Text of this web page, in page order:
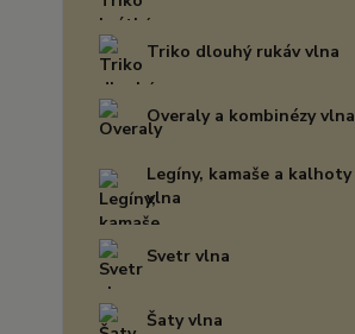
Triko dlouhý rukáv vlna
Overaly a kombinézy vlna
Legíny, kamaše a kalhoty
vlna
Svetr vlna
Šaty vlna